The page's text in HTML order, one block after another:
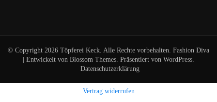
© Copyright 2026 Töpferei Keck. Alle Rechte vorbehalten. Fashion Diva
| Entwickelt von Blossom Themes. Präsentiert von WordPress.
Datenschutzerklärung
Vertrag widerrufen